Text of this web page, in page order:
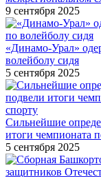
9 сентября 2025
«Динамо-Урал»
волейболу сидя
5 сентября 2025
Сильнейшие
итоги чемпионата
5 сентября 2025